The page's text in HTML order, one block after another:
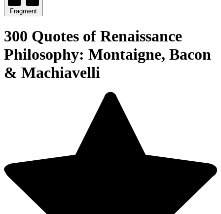
Fragment
300 Quotes of Renaissance
Philosophy: Montaigne, Bacon
& Machiavelli